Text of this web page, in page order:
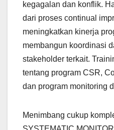
kegagalan dan konflik.
dari proses continual
meningkatkan kinerja
membangun koordinasi
stakeholder terkait.
tentang program CSR,
dan program monitoring
Menimbang cukup